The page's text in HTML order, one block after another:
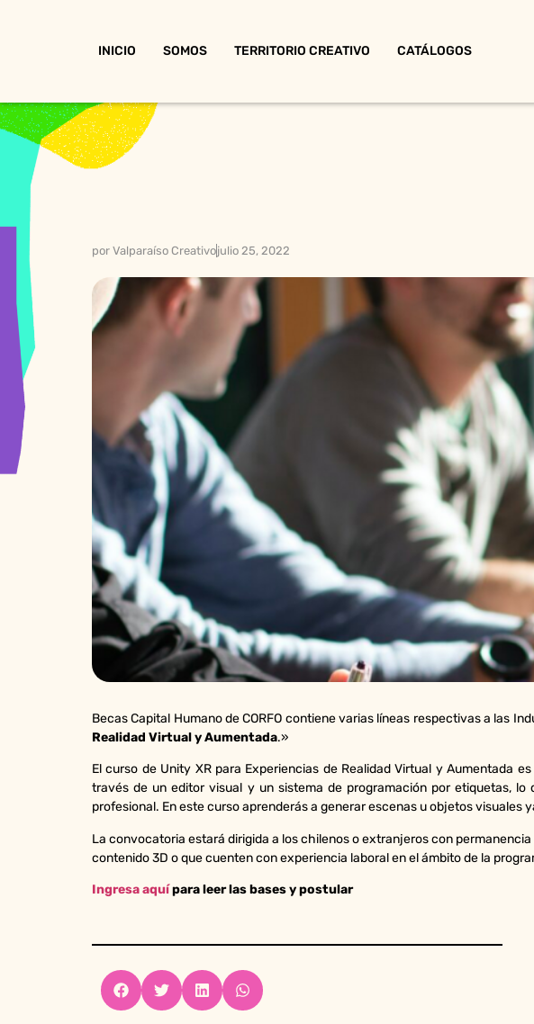
INICIO SOMOS TERRITORIO CREATIVO CATÁLOGOS
por Valparaíso Creativojulio 25, 2022
Becas Capital Humano de CORFO contiene varias líneas respectivas a las
Realidad Virtual y Aumentada.»
El curso de Unity XR para Experiencias de Realidad Virtual y Aumentada
través de un editor visual y un sistema de programación por etiquetas,
profesional. En este curso aprenderás a generar escenas u objetos visuales
La convocatoria estará dirigida a los chilenos o extranjeros con
contenido 3D o que cuenten con experiencia laboral en el ámbito de la
Ingresa aquípara leer las bases y postular